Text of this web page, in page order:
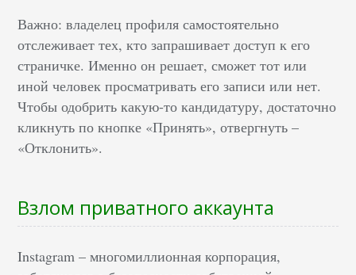
Важно: владелец профиля самостоятельно
отслеживает тех, кто запрашивает доступ к его
страничке. Именно он решает, сможет тот или
иной человек просматривать его записи или нет.
Чтобы одобрить какую-то кандидатуру, достаточно
кликнуть по кнопке «Принять», отвергнуть –
«Отклонить».
Взлом приватного аккаунта
Instagram – многомиллионная корпорация,